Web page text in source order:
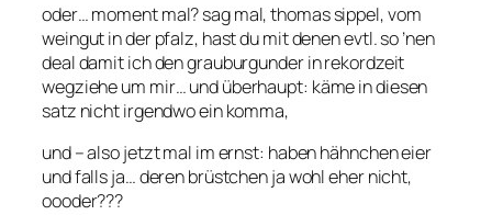
oder… moment mal? sag mal, thomas sippel, vom
weingut in der pfalz, hast du mit denen evtl. so ’nen
deal damit ich den grauburgunder in rekordzeit
wegziehe um mir… und überhaupt: käme in diesen
satz nicht irgendwo ein komma,
und – also jetzt mal im ernst: haben hähnchen eier
und falls ja… deren brüstchen ja wohl eher nicht,
oooder???